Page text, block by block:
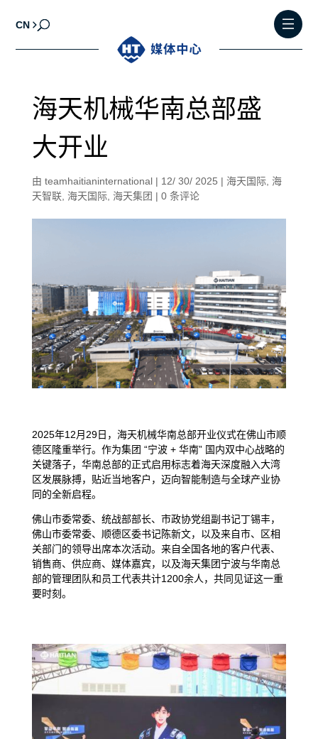
CN
海天机械华南总部盛
大开业
由 teamhaitianinternational| 12/ 30/ 2025 | 海天国际, 海
天智联, 海天国际, 海天集团 | 0 条评论
2025年12月29日，海天机械华南总部开业仪式在佛山市顺
德区隆重举行。作为集团 “宁波 + 华南” 国内双中心战略的
关键落子，华南总部的正式启用标志着海天深度融入大湾
区发展脉搏，贴近当地客户，迈向智能制造与全球产业协
同的全新启程。
佛山市委常委、统战部部长、市政协党组副书记丁锡丰，
佛山市委常委、顺德区委书记陈新文，以及来自市、区相
关部门的领导出席本次活动。来自全国各地的客户代表、
销售商、供应商、媒体嘉宾，以及海天集团宁波与华南总
部的管理团队和员工代表共计1200余人，共同见证这一重
要时刻。